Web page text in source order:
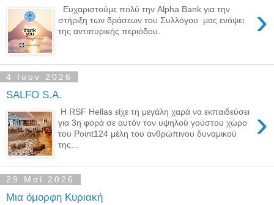
›
Ευχαριστούμε πολύ την Alpha Bank για την
στήριξη των δράσεων του Συλλόγου μας ενόψει
της αντιπυρικής περιόδου.
4 Ιουν 2026
SALFO S.A.
›
Η RSF Hellas είχε τη μεγάλη χαρά να εκπαιδεύσει
για 3η φορά σε αυτόν τον υψηλού γούστου χώρο
του Point124 μέλη του ανθρώπινου δυναμικού
της...
29 Μαΐ 2026
Μια όμορφη Κυριακή